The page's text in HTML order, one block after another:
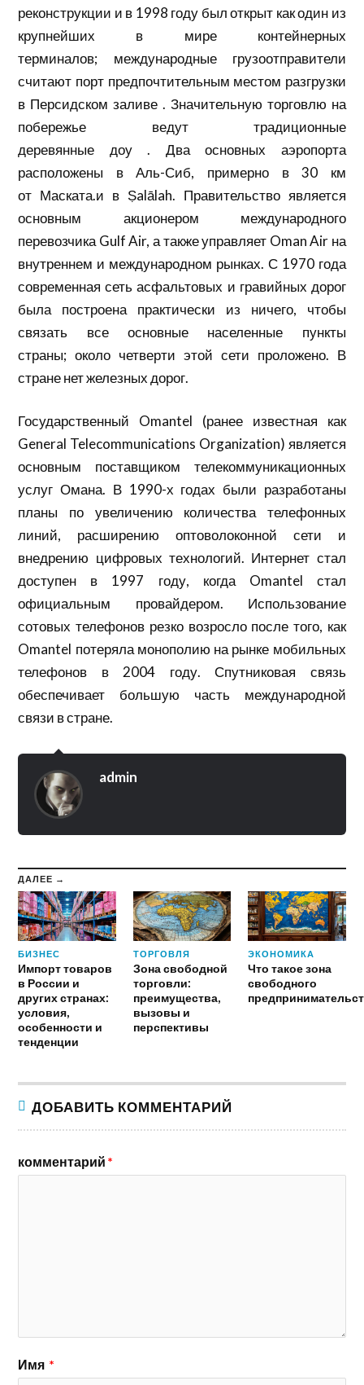
реконструкции и в 1998 году был открыт как один из
крупнейших в мире контейнерных
терминалов; международные грузоотправители
считают порт предпочтительным местом разгрузки
в Персидском заливе . Значительную торговлю на
побережье ведут традиционные
деревянные доу. Два основных аэропорта
расположены в Аль-Сиб, примерно в 30 км
от Маската.и в Ṣalālah. Правительство является
основным акционером международного
перевозчика Gulf Air, а также управляет Oman Air на
внутреннем и международном рынках. С 1970 года
современная сеть асфальтовых и гравийных дорог
была построена практически из ничего, чтобы
связать все основные населенные пункты
страны; около четверти этой сети проложено. В
стране нет железных дорог.
Государственный Omantel (ранее известная как
General Telecommunications Organization) является
основным поставщиком телекоммуникационных
услуг Омана. В 1990-х годах были разработаны
планы по увеличению количества телефонных
линий, расширению оптоволоконной сети и
внедрению цифровых технологий. Интернет стал
доступен в 1997 году, когда Omantel стал
официальным провайдером. Использование
сотовых телефонов резко возросло после того, как
Omantel потеряла монополию на рынке мобильных
телефонов в 2004 году. Спутниковая связь
обеспечивает большую часть международной
связи в стране.
admin
ДАЛЕЕ →
БИЗНЕС
Импорт товаров
в России и
других странах:
условия,
особенности и
тенденции
ТОРГОВЛЯ
Зона свободной
торговли:
преимущества,
вызовы и
перспективы
ЭКОНОМИКА
Что такое зона
свободного
ДОБАВИТЬ КОММЕНТАРИЙ
комментарий *
Имя *